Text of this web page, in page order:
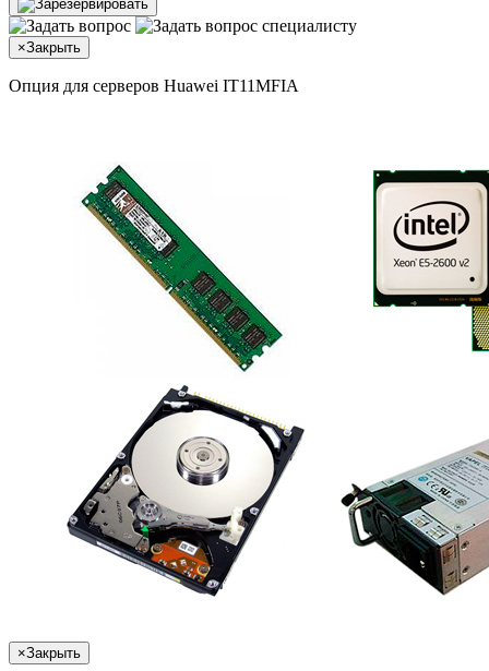
×Закрыть
Опция для серверов Huawei IT11MFIA
×Закрыть